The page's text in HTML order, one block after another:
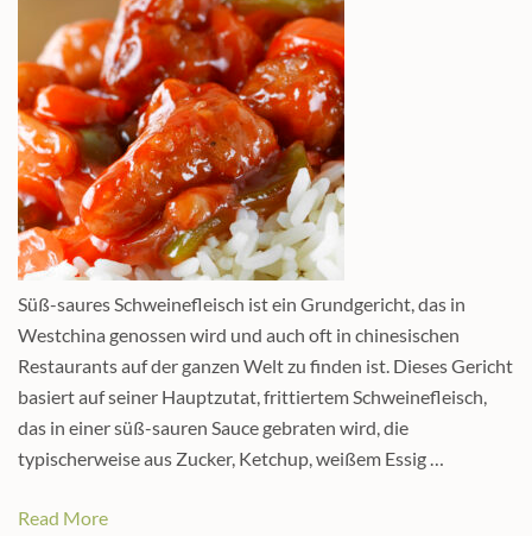
Süß-saures Schweinefleisch ist ein Grundgericht, das in
Westchina genossen wird und auch oft in chinesischen
Restaurants auf der ganzen Welt zu finden ist. Dieses Gericht
basiert auf seiner Hauptzutat, frittiertem Schweinefleisch,
das in einer süß-sauren Sauce gebraten wird, die
typischerweise aus Zucker, Ketchup, weißem Essig …
Read More